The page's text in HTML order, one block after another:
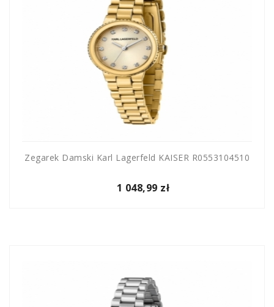
Zegarek Damski Karl Lagerfeld KAISER R0553104510
1 048,99 zł